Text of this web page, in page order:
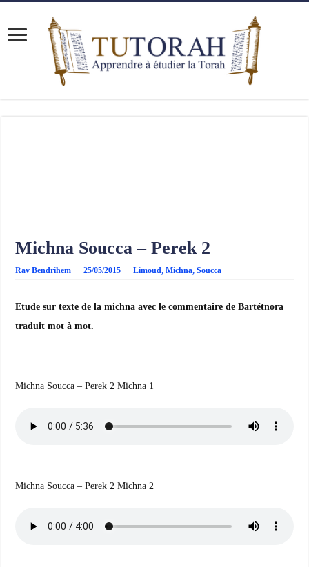
Michna Soucca – Perek 2
Rav Bendrihem 25/05/2015 Limoud,Michna,Soucca
Etude sur texte de la michna avec le commentaire de Bartétnora
traduit mot à mot.
Michna Soucca – Perek 2 Michna 1
Michna Soucca – Perek 2 Michna 2